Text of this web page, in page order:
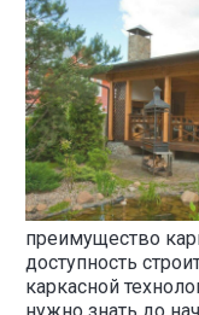
преимущество
доступность
каркасной
нужно знать до